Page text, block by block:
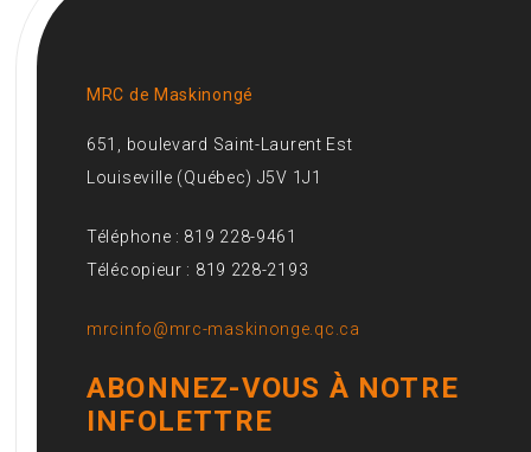
MRC de Maskinongé
651, boulevard Saint-Laurent Est
Louiseville (Québec) J5V 1J1
Téléphone : 819 228-9461
Télécopieur : 819 228-2193
mrcinfo@mrc-maskinonge.qc.ca
ABONNEZ-VOUS À NOTRE
INFOLETTRE